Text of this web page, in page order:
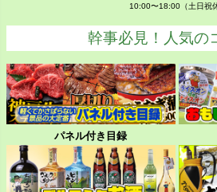
10:00〜18:00（土日祝
幹事必見！人気の
パネル付き目録